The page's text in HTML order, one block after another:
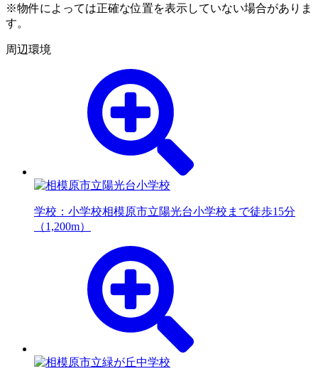
※物件によっては正確な位置を表示していない場合がありま
す。
周辺環境
学校：小学校相模原市立陽光台小学校まで徒歩15分
（1,200m）